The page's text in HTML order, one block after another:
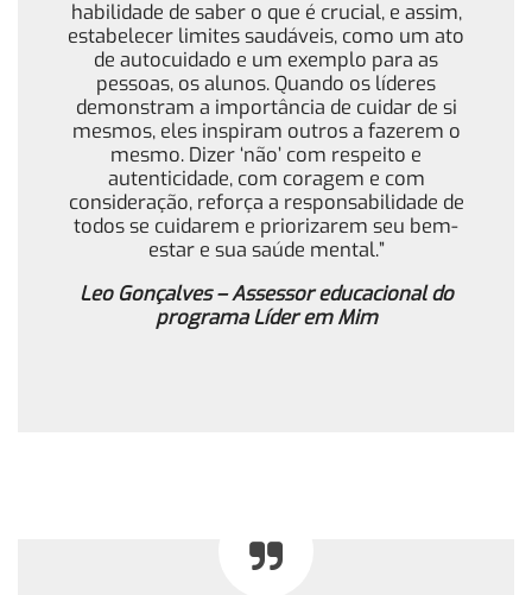
habilidade de saber o que é crucial, e assim,
estabelecer limites saudáveis, como um ato
de autocuidado e um exemplo para as
pessoas, os alunos. Quando os líderes
demonstram a importância de cuidar de si
mesmos, eles inspiram outros a fazerem o
mesmo. Dizer ‘não’ com respeito e
autenticidade, com coragem e com
consideração, reforça a responsabilidade de
todos se cuidarem e priorizarem seu bem-
estar e sua saúde mental.”
Leo Gonçalves – Assessor educacional do
programa Líder em Mim